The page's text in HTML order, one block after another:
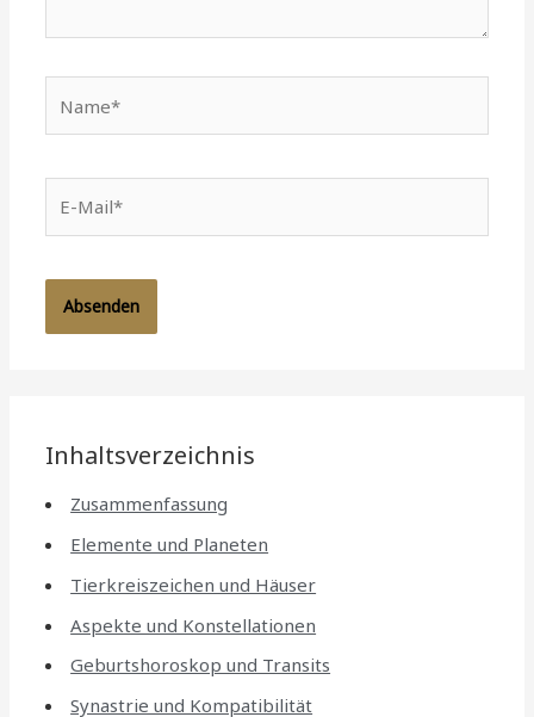
Mail*
Inhaltsverzeichnis
Zusammenfassung
Elemente und Planeten
Tierkreiszeichen und Häuser
Aspekte und Konstellationen
Geburtshoroskop und Transits
Synastrie und Kompatibilität